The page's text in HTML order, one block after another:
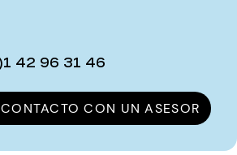
42 96 31 46
CON UN ASESOR